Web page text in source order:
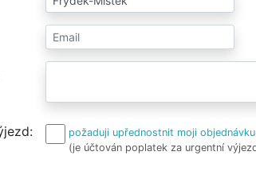
požaduji upřednostnit moji
(je účtován poplatek za urgentní